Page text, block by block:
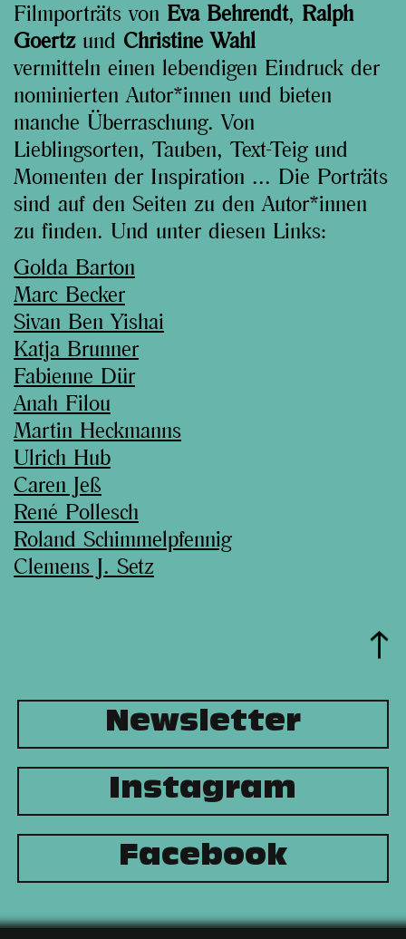
Filmporträts von Eva Behrendt, Ralph
Goertzund Christine Wahl
vermitteln einen lebendigen Eindruck der
nominierten Autor*innen und bieten
manche Überraschung. Von
Lieblingsorten, Tauben, Text-Teig und
Momenten der Inspiration ... Die Porträts
sind auf den Seiten zu den Autor*innen
zu finden. Und unter diesen Links:
Golda Barton
Marc Becker
Sivan Ben Yishai
Katja Brunner
Fabienne Dür
Anah Filou
Martin Heckmanns
Ulrich Hub
Caren Jeß
René Pollesch
Roland Schimmelpfennig
Clemens J. Setz
Newsletter
Instagram
Facebook